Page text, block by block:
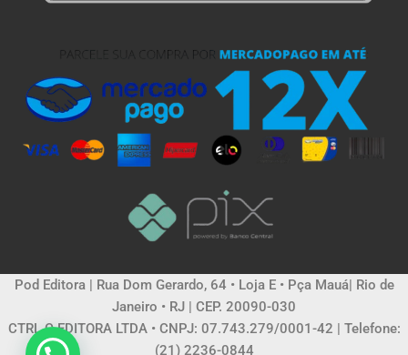
Pod Editora | Rua Dom Gerardo, 64 • Loja E • Pça Mauá| Rio de
Janeiro • RJ | CEP. 20090-030
CTRL C EDITORA LTDA • CNPJ: 07.743.279/0001-42 | Telefone:
(21) 2236-0844